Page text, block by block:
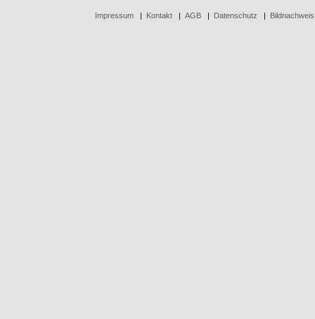
Impressum| Kontakt| AGB| Datenschutz Bildnachweis